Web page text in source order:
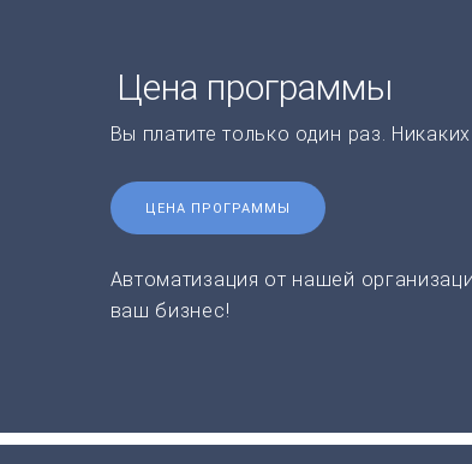
Цена программы
Вы платите только один раз.
ЦЕНА ПРОГРАММЫ
Автоматизация от нашей
ваш бизнес!